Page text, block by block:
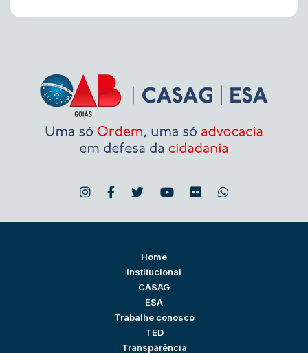
Home
Institucional
CASAG
ESA
Trabalhe conosco
TED
Transparência